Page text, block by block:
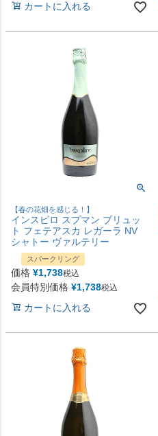
カートに入れる
【春の花畑を感じる！】
インスピロ スプマン ブリュッ
ト フェテアスカ レガーラ NV
シャトー ヴァルテリー
スパークリング
価格 ¥1,738税込
会員特別価格 ¥1,738税込
カートに入れる